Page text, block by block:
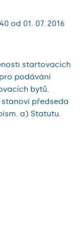
od 01. 07. 2016
startovacích
podávání
bytů.
stanoví předseda
a) Statutu.